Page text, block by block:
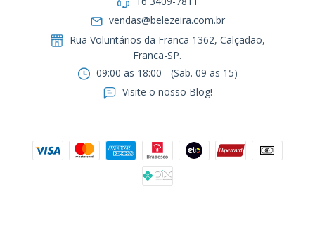
vendas@belezeira.com.br
Rua Voluntários da Franca 1362, Calçadão,
Franca-SP.ㅤㅤㅤㅤㅤㅤㅤㅤㅤㅤㅤ
09:00 as 18:00 - (Sab. 09 as 15)
Visite o nosso Blog!